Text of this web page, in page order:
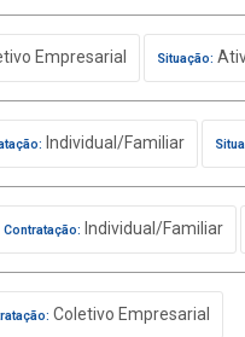
Empresarial Situação:
Individual/Familiar
Contratação: Individual/Familiar
Coletivo Empresarial